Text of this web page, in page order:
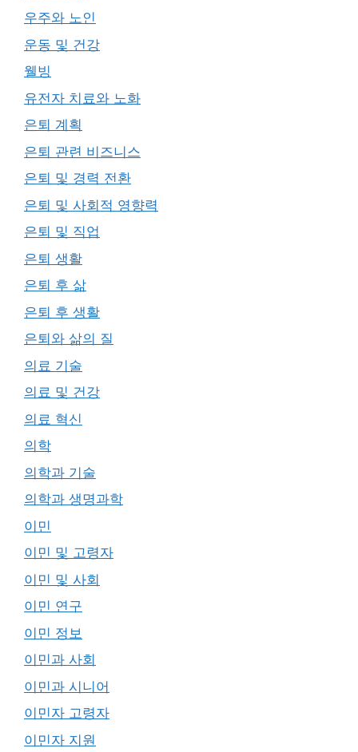
우주와 노인
운동 및 건강
웰빙
유전자 치료와 노화
은퇴 계획
은퇴 관련 비즈니스
은퇴 및 경력 전환
은퇴 및 사회적 영향력
은퇴 및 직업
은퇴 생활
은퇴 후 삶
은퇴 후 생활
은퇴와 삶의 질
의료 기술
의료 및 건강
의료 혁신
의학
의학과 기술
의학과 생명과학
이민
이민 및 고령자
이민 및 사회
이민 연구
이민 정보
이민과 사회
이민과 시니어
이민자 고령자
이민자 지원